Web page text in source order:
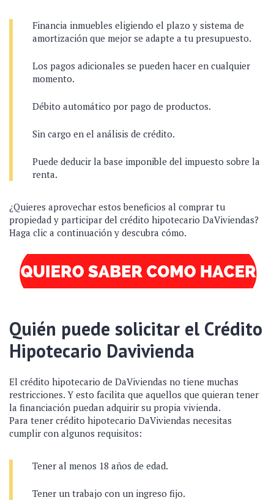
Financia inmuebles eligiendo el plazo y sistema de
amortización que mejor se adapte a tu presupuesto.
Los pagos adicionales se pueden hacer en cualquier
momento.
Débito automático por pago de productos.
Sin cargo en el análisis de crédito.
Puede deducir la base imponible del impuesto sobre la
renta.
¿Quieres aprovechar estos beneficios al comprar tu
propiedad y participar del crédito hipotecario DaViviendas?
Haga clic a continuación y descubra cómo.
Quién puede solicitar el Crédito
Hipotecario Davivienda
El crédito hipotecario de DaViviendas no tiene muchas
restricciones. Y esto facilita que aquellos que quieran tener
la financiación puedan adquirir su propia vivienda.
Para tener crédito hipotecario DaViviendas necesitas
cumplir con algunos requisitos:
Tener al menos 18 años de edad.
Tener un trabajo con un ingreso fijo.